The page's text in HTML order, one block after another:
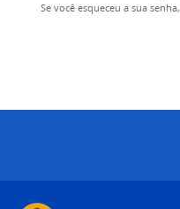
Se você esqueceu a sua senha,